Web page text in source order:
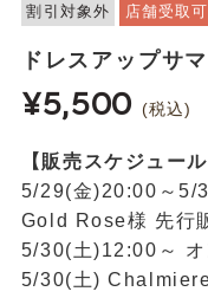
割引対象外 店舗受取可
ドレスアップサ
¥5,500 (税込)
【販売スケジュール
5/29(金)20:00～5/
Gold Rose様 先行
5/30(土)12:00～ オ
5/30(土)